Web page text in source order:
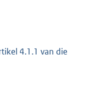
4.1.1 van die